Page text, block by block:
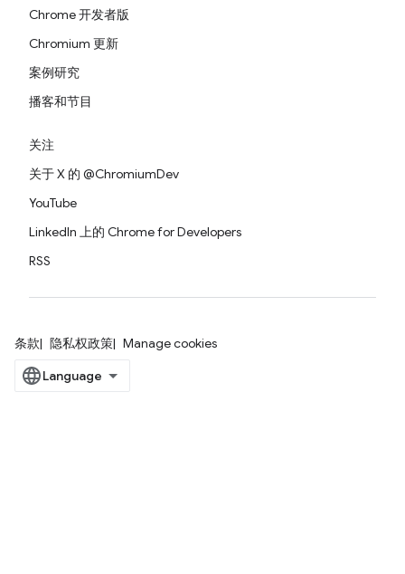
Chrome 开发者版
Chromium 更新
案例研究
播客和节目
关注
关于 X 的 @ChromiumDev
YouTube
LinkedIn 上的 Chrome for Developers
RSS
条款 隐私权政策 Manage cookies